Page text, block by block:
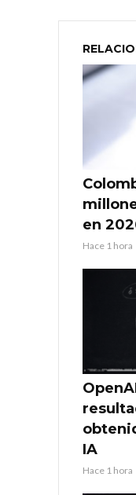
en
Hace 1 hora
IA
Hace 1 hora